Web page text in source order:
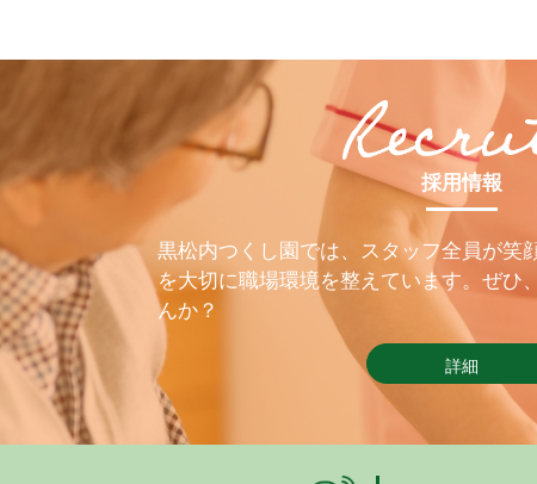
採用情報
黒松内つくし園では、スタッフ全員が笑
を大切に職場環境を整えています。ぜひ
んか？
詳細